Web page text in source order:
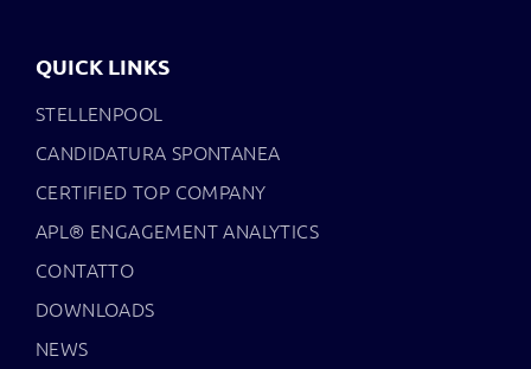
QUICK LINKS
STELLENPOOL
CANDIDATURA SPONTANEA
CERTIFIED TOP COMPANY
APL® ENGAGEMENT ANALYTICS
CONTATTO
DOWNLOADS
NEWS